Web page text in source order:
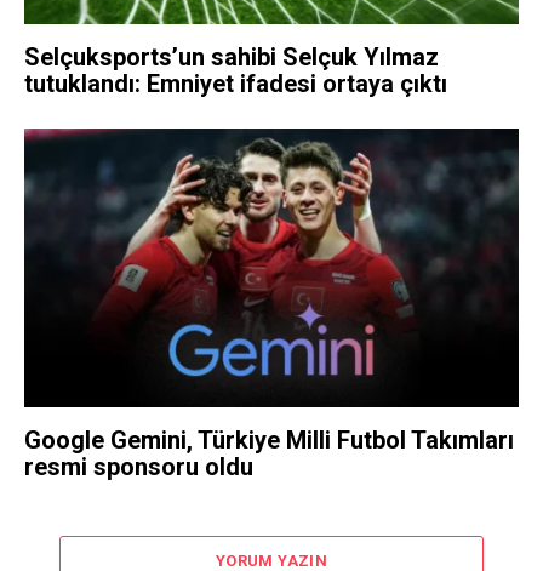
Selçuksports’un sahibi Selçuk Yılmaz
tutuklandı: Emniyet ifadesi ortaya çıktı
Google Gemini, Türkiye Milli Futbol Takımları
resmi sponsoru oldu
YORUM YAZIN